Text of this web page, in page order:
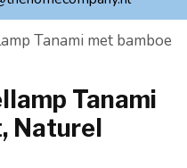
Tanami met bamboe
Tanami
Naturel